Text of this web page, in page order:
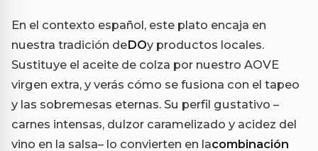
En el contexto español, este plato encaja en
nuestra tradición deDOy productos locales.
Sustituye el aceite de colza por nuestro AOVE
virgen extra, y verás cómo se fusiona con el tapeo
y las sobremesas eternas. Su perfil gustativo –
carnes intensas, dulzor caramelizado y acidez del
vino en la salsa– lo convierten en lacombinación